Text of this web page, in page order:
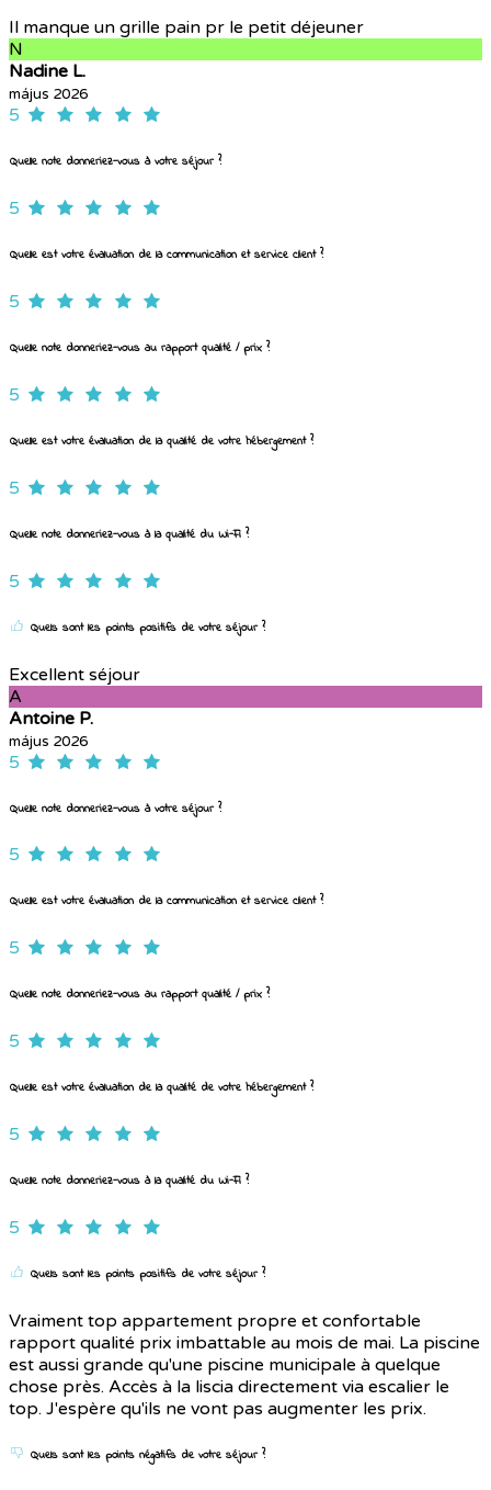
Il manque un grille pain pr le petit déjeuner
N
Nadine L.
május 2026
5
Quelle note donneriez-vous à votre séjour ?
5
Quelle est votre évaluation de la communication et service client ?
5
Quelle note donneriez-vous au rapport qualité / prix ?
5
Quelle est votre évaluation de la qualité de votre hébergement ?
5
Quelle note donneriez-vous à la qualité du Wi-Fi ?
5
Quels sont les points positifs de votre séjour ?
Excellent séjour
A
Antoine P.
május 2026
5
Quelle note donneriez-vous à votre séjour ?
5
Quelle est votre évaluation de la communication et service client ?
5
Quelle note donneriez-vous au rapport qualité / prix ?
5
Quelle est votre évaluation de la qualité de votre hébergement ?
5
Quelle note donneriez-vous à la qualité du Wi-Fi ?
5
Quels sont les points positifs de votre séjour ?
Vraiment top appartement propre et confortable
rapport qualité prix imbattable au mois de mai. La piscine
est aussi grande qu'une piscine municipale à quelque
chose près. Accès à la liscia directement via escalier le
top. J'espère qu'ils ne vont pas augmenter les prix.
Quels sont les points négatifs de votre séjour ?